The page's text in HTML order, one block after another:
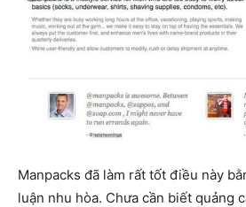
Manpacks đã làm rất tốt điều này
luận nhu hòa. Chưa cần biết quảng